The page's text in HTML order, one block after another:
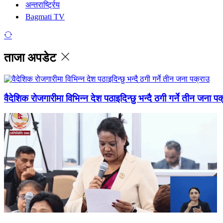
अन्तरार्ष्ट्रिय
Bagmati TV
ताजा अपडेट
वैदेशिक रोजगारीमा विभिन्न देश पठाइदिन्छु भन्दै ठगी गर्ने तीन जना